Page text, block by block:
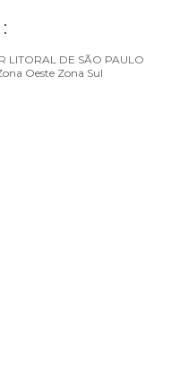
LITORAL DE SÃO PAULO
Oeste Zona Sul